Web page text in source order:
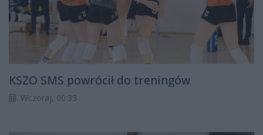
KSZO SMS powrócił do treningów
Wczoraj, 00:33